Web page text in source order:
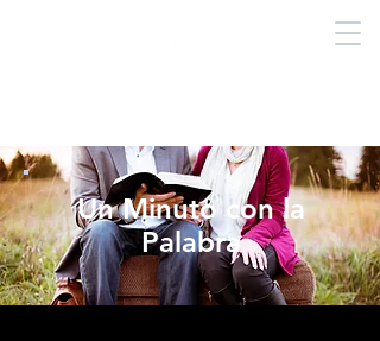
Un Minuto con la
Palabra